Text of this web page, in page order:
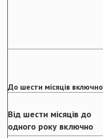
До шести місяців включно
Від шести місяців до
одного року включно